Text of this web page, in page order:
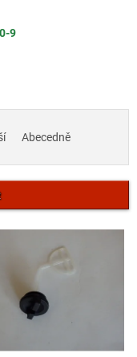
9
Abecedně